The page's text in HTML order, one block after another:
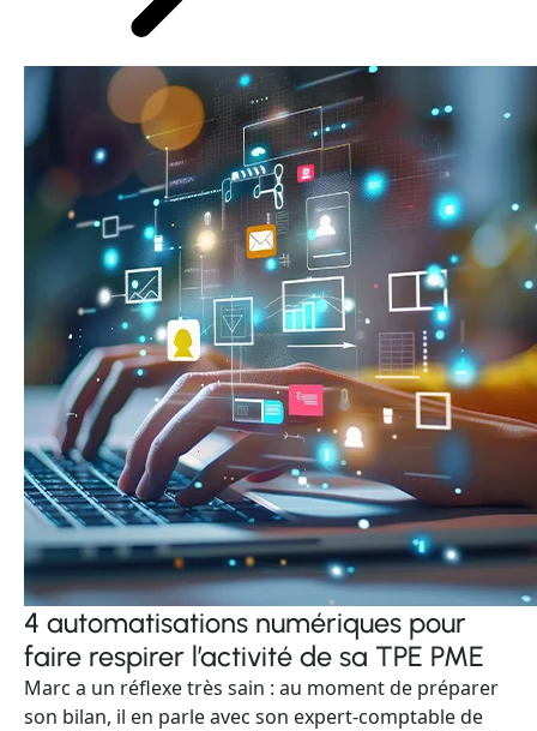
4 automatisations numériques pour
faire respirer l’activité de sa TPE PME
Marc a un réflexe très sain : au moment de préparer
son bilan, il en parle avec son expert-comptable de